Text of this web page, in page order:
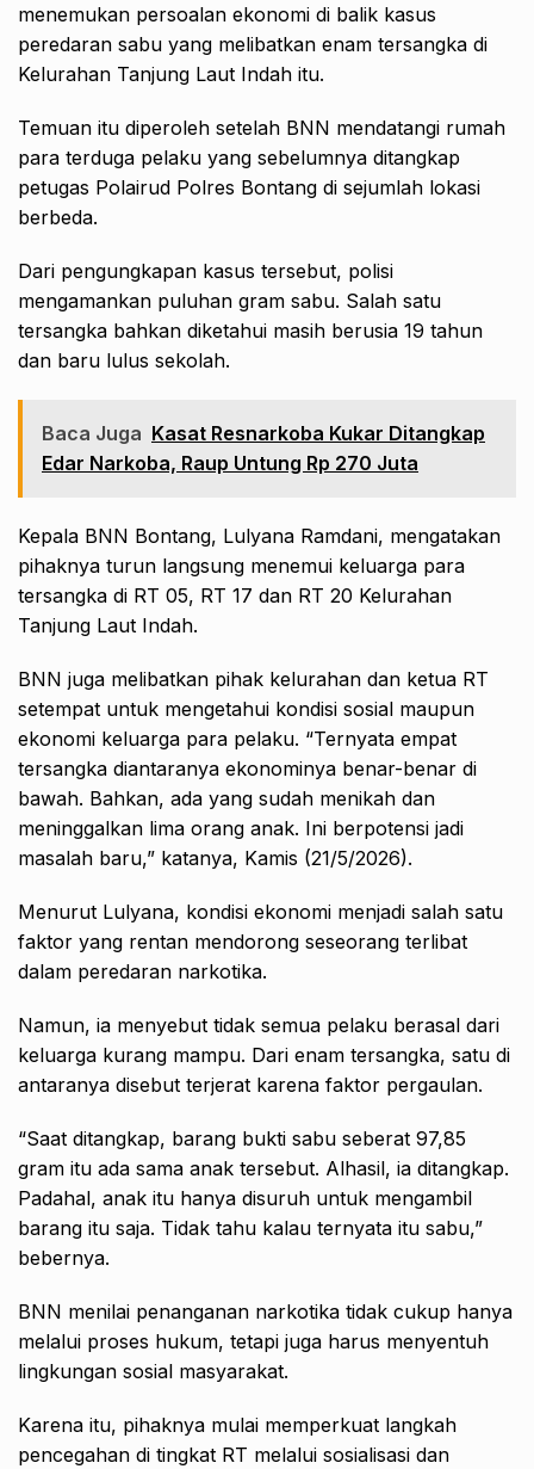
menemukan persoalan ekonomi di balik kasus
peredaran sabu yang melibatkan enam tersangka di
Kelurahan Tanjung Laut Indah itu.
Temuan itu diperoleh setelah BNN mendatangi rumah
para terduga pelaku yang sebelumnya ditangkap
petugas Polairud Polres Bontang di sejumlah lokasi
berbeda.
Dari pengungkapan kasus tersebut, polisi
mengamankan puluhan gram sabu. Salah satu
tersangka bahkan diketahui masih berusia 19 tahun
dan baru lulus sekolah.
Baca Juga Kasat Resnarkoba Kukar Ditangkap
Edar Narkoba, Raup Untung Rp 270 Juta
Kepala BNN Bontang, Lulyana Ramdani, mengatakan
pihaknya turun langsung menemui keluarga para
tersangka di RT 05, RT 17 dan RT 20 Kelurahan
Tanjung Laut Indah.
BNN juga melibatkan pihak kelurahan dan ketua RT
setempat untuk mengetahui kondisi sosial maupun
ekonomi keluarga para pelaku. “Ternyata empat
tersangka diantaranya ekonominya benar-benar di
bawah. Bahkan, ada yang sudah menikah dan
meninggalkan lima orang anak. Ini berpotensi jadi
masalah baru,” katanya, Kamis (21/5/2026).
Menurut Lulyana, kondisi ekonomi menjadi salah satu
faktor yang rentan mendorong seseorang terlibat
dalam peredaran narkotika.
Namun, ia menyebut tidak semua pelaku berasal dari
keluarga kurang mampu. Dari enam tersangka, satu di
antaranya disebut terjerat karena faktor pergaulan.
“Saat ditangkap, barang bukti sabu seberat 97,85
gram itu ada sama anak tersebut. Alhasil, ia ditangkap.
Padahal, anak itu hanya disuruh untuk mengambil
barang itu saja. Tidak tahu kalau ternyata itu sabu,”
bebernya.
BNN menilai penanganan narkotika tidak cukup hanya
melalui proses hukum, tetapi juga harus menyentuh
lingkungan sosial masyarakat.
Karena itu, pihaknya mulai memperkuat langkah
pencegahan di tingkat RT melalui sosialisasi dan